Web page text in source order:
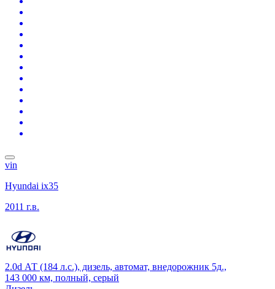
vin
Hyundai ix35
2011 г.в.
2.0d АТ (184 л.с.), дизель, автомат, внедорожник 5д.,
143 000 км, полный, серый